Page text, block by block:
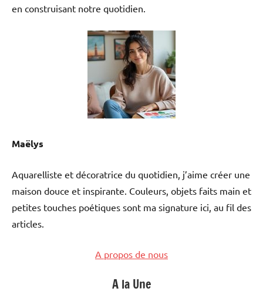
en construisant notre quotidien.
Maëlys
Aquarelliste et décoratrice du quotidien, j’aime créer une
maison douce et inspirante. Couleurs, objets faits main et
petites touches poétiques sont ma signature ici, au fil des
articles.
A propos de nous
A la Une